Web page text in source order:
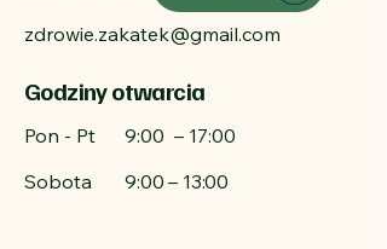
zdrowie.zakatek@gmail.com
Godziny otwarcia
Pon - Pt
9:00 – 17:00
Sobota
9:00 – 13:00